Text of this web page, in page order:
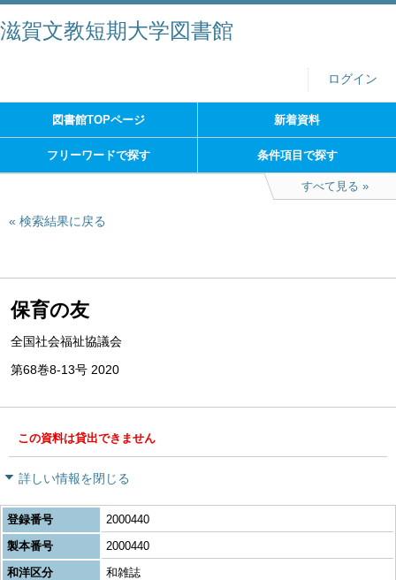
滋賀文教短期大学図書館
ログイン
図書館TOPページ 新着資料
フリーワードで探す 条件項目で探す
すべて見る
検索結果に戻る
保育の友
全国社会福祉協議会
第68巻8-13号 2020
この資料は貸出できません
詳しい情報を閉じる
登録番号
2000440
製本番号
2000440
和洋区分
和雑誌